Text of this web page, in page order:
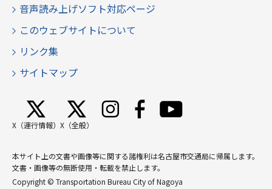
音声読み上げソフト対応ページ
このウェブサイトについて
リンク集
サイトマップ
X（運行情報） X（全般）
本サイト上の文書や画像等に関する諸権利は名古屋市交通局に帰属します。
文書・画像等の無断使用・転載を禁止します。
Copyright © Transportation Bureau City of Nagoya